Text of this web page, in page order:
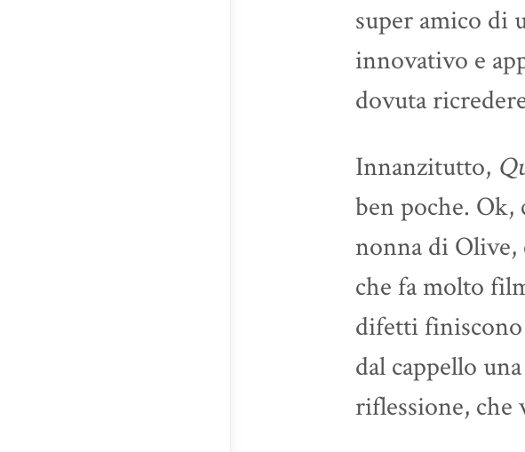
super amico di
innovativo e
dovuta
Innanzitutto,
ben poche. Ok,
nonna di Olive,
che fa molto
difetti finiscono
dal cappello
riflessione, che